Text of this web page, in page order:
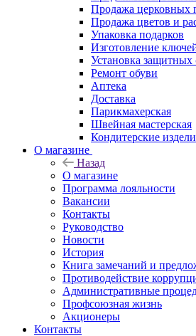
Продажа церковных
Продажа цветов и
Упаковка подарков
Изготовление
Установка защитных
Ремонт обуви
Аптека
Доставка
Парикмахерская
Швейная мастерская
Кондитерские
О магазине
Назад
О магазине
Программа лояльности
Вакансии
Контакты
Руководство
Новости
История
Книга замечаний и
Противодействие
Административные
Профсоюзная жизнь
Акционеры
Контакты